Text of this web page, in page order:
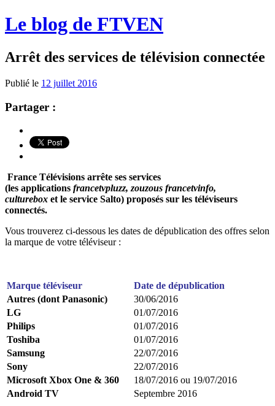
Le blog de FTVEN
Arrêt des services de télévision connectée
Publié le 12 juillet 2016
Partager :
France Télévisions arrête ses services
(les applications francetvpluzz, zouzous francetvinfo,
culturebox et le service Salto) proposés sur les téléviseurs
connectés.
Vous trouverez ci-dessous les dates de dépublication des offres selon
la marque de votre téléviseur :
Marque téléviseur
Date de dépublication
Autres (dont Panasonic)
30/06/2016
LG
01/07/2016
Philips
01/07/2016
Toshiba
01/07/2016
Samsung
22/07/2016
Sony
22/07/2016
Microsoft Xbox One & 360
18/07/2016 ou 19/07/2016
Android TV
Septembre 2016